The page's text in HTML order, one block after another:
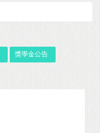
獎學金公告